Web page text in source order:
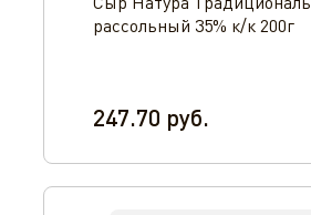
рассольный 35% к/к 200г
247.70 руб.